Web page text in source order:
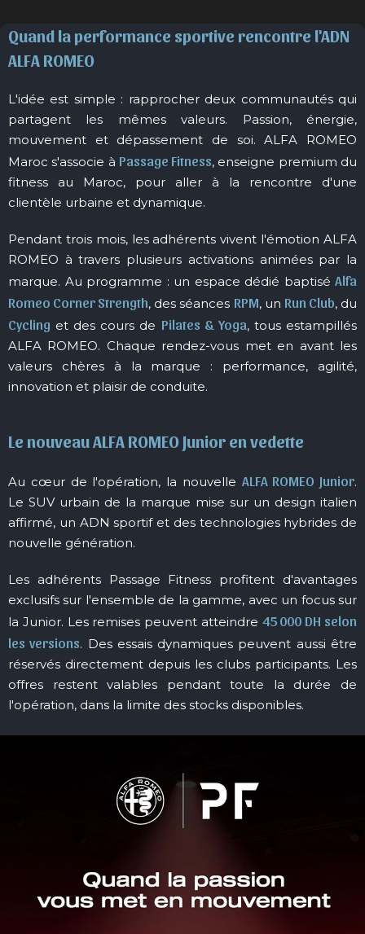
Quand la performance sportive rencontre l'ADN
ALFA ROMEO
L'idée est simple : rapprocher deux communautés qui
partagent les mêmes valeurs. Passion, énergie,
mouvement et dépassement de soi. ALFA ROMEO
Maroc s'associe à Passage Fitness, enseigne premium du
fitness au Maroc, pour aller à la rencontre d'une
clientèle urbaine et dynamique.
Pendant trois mois, les adhérents vivent l'émotion ALFA
ROMEO à travers plusieurs activations animées par la
marque. Au programme : un espace dédié baptisé Alfa
Romeo Corner Strength, des séances RPM, un Run Club, du
Cycling et des cours de Pilates & Yoga, tous estampillés
ALFA ROMEO. Chaque rendez-vous met en avant les
valeurs chères à la marque : performance, agilité,
innovation et plaisir de conduite.
Le nouveau ALFA ROMEO Junior en vedette
Au cœur de l'opération, la nouvelle ALFA ROMEO Junior.
Le SUV urbain de la marque mise sur un design italien
affirmé, un ADN sportif et des technologies hybrides de
nouvelle génération.
Les adhérents Passage Fitness profitent d'avantages
exclusifs sur l'ensemble de la gamme, avec un focus sur
la Junior. Les remises peuvent atteindre 45 000 DH selon
les versions. Des essais dynamiques peuvent aussi être
réservés directement depuis les clubs participants. Les
offres restent valables pendant toute la durée de
l'opération, dans la limite des stocks disponibles.